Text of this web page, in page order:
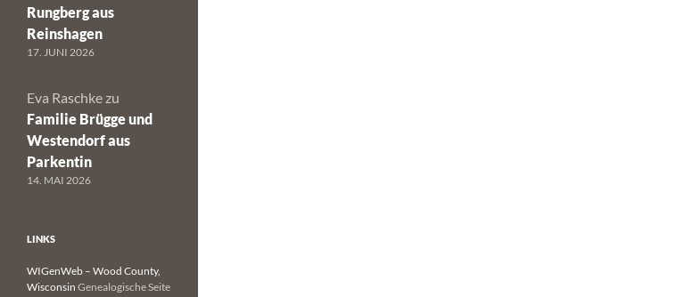
Rungberg aus
Reinshagen
17. JUNI 2026
Eva Raschke zu
Familie Brügge und
Westendorf aus
Parkentin
14. MAI 2026
LINKS
WIGenWeb – Wood County,
Wisconsin Genealogische Seite